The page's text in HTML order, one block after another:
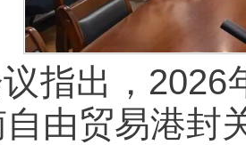
指出，2026
由贸易港封